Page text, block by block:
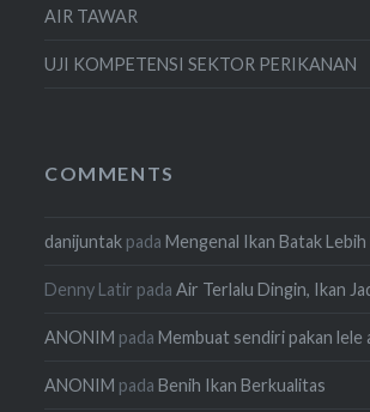
AIR TAWAR
UJI KOMPETENSI SEKTOR PERIKANAN
COMMENTS
danijuntak padaMengenal Ikan Batak
Denny Latir padaAir Terlalu Dingin, Ikan
ANONIM padaMembuat sendiri pakan
ANONIM padaBenih Ikan Berkualitas